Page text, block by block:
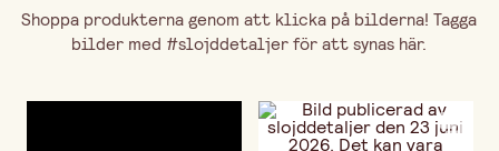
Shoppa produkterna genom att klicka på bilderna! Tagga
bilder med #slojddetaljer för att synas här.